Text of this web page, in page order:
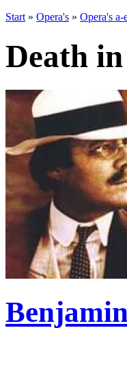
Start » Opera's » Opera's a-
Death